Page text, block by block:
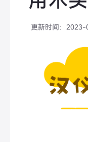
更新时间： 2023-